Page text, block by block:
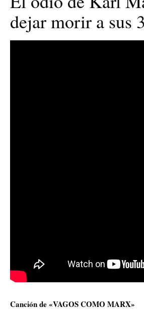
dejar morir a sus
Canción de «VAGOS COMO MARX»